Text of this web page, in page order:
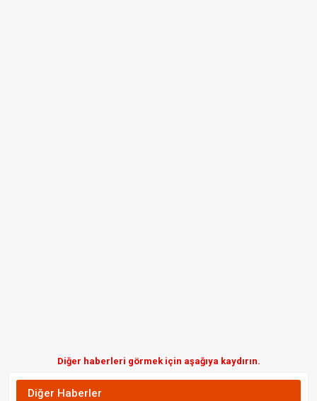
Diğer haberleri görmek için aşağıya kaydırın.
Diğer Haberler